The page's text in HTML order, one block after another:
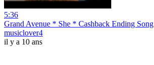
5:36
Grand Avenue * She * Cashback Ending Song
musiclover4
il y a 10 ans